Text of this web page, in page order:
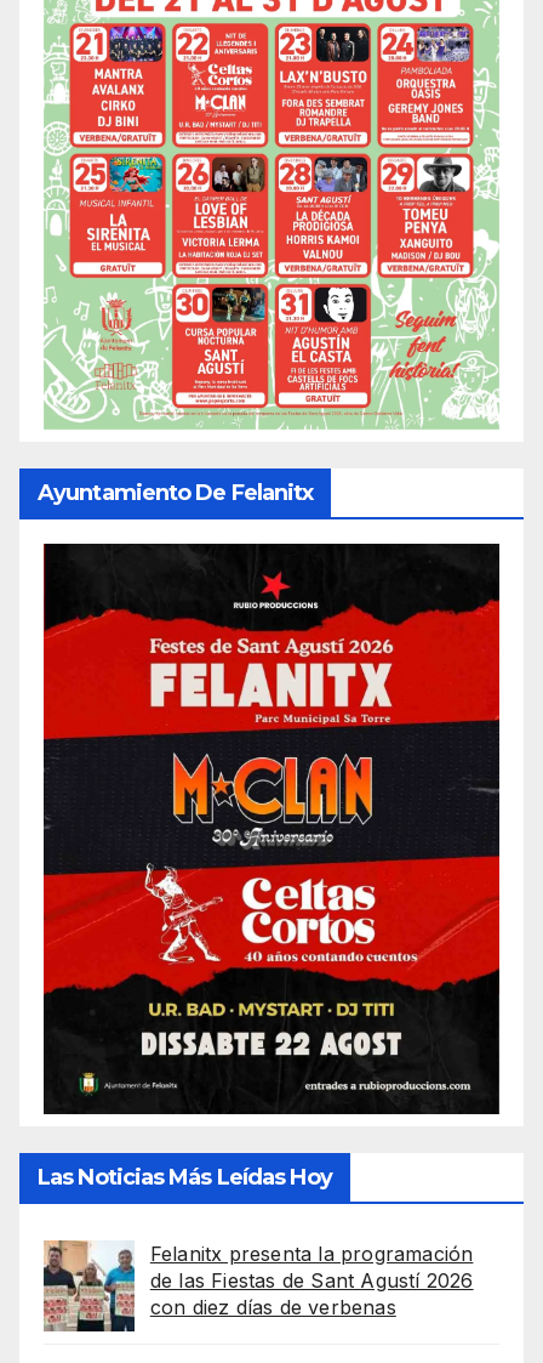
Ayuntamiento De Felanitx
Las Noticias Más Leídas Hoy
Felanitx presenta la programación
de las Fiestas de Sant Agustí 2026
con diez días de verbenas